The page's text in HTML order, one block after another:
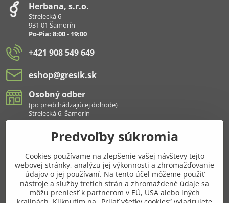
Herbana, s​.r​.o​.
Strelecká 6
931 01 Šamorín
Po-Pia: 8:00 - 19:00
+421 908 549 649
eshop​@gresik​.sk
Osobný odber
(po predchádzajúcej dohode)
Strelecká 6, Šamorín
Všetko k nákupu
Pridajte sa k nám aj na sieťach
Facebook Instagram
Predvoľby súkromia
Cookies používame na zlepšenie vašej návštevy tejto
webovej stránky, analýzu jej výkonnosti a zhromažďovanie
údajov o jej používaní. Na tento účel môžeme použiť
nástroje a služby tretích strán a zhromaždené údaje sa
môžu preniesť k partnerom v EÚ, USA alebo iných